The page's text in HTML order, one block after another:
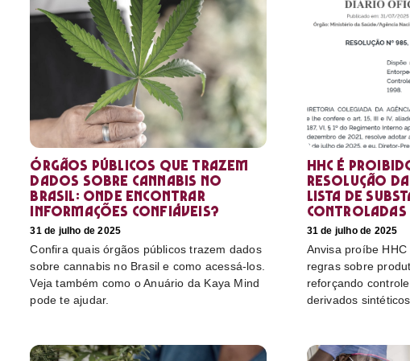
Órgãos públicos que trazem
dados sobre cannabis no
Brasil: onde encontrar
informações confiáveis?
31 de julho de 2025
Confira quais órgãos públicos trazem dados
sobre cannabis no Brasil e como acessá-los.
Veja também como o Anuário da Kaya Mind
pode te ajudar.
HHC é
resolução
lista de
controladas
31 de julho de 2025
Anvisa proíbe
regras sobre
reforçando
derivados